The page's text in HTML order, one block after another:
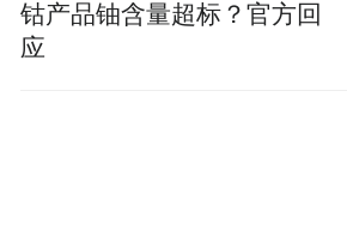
钴产品铀含量超标？官方回
应